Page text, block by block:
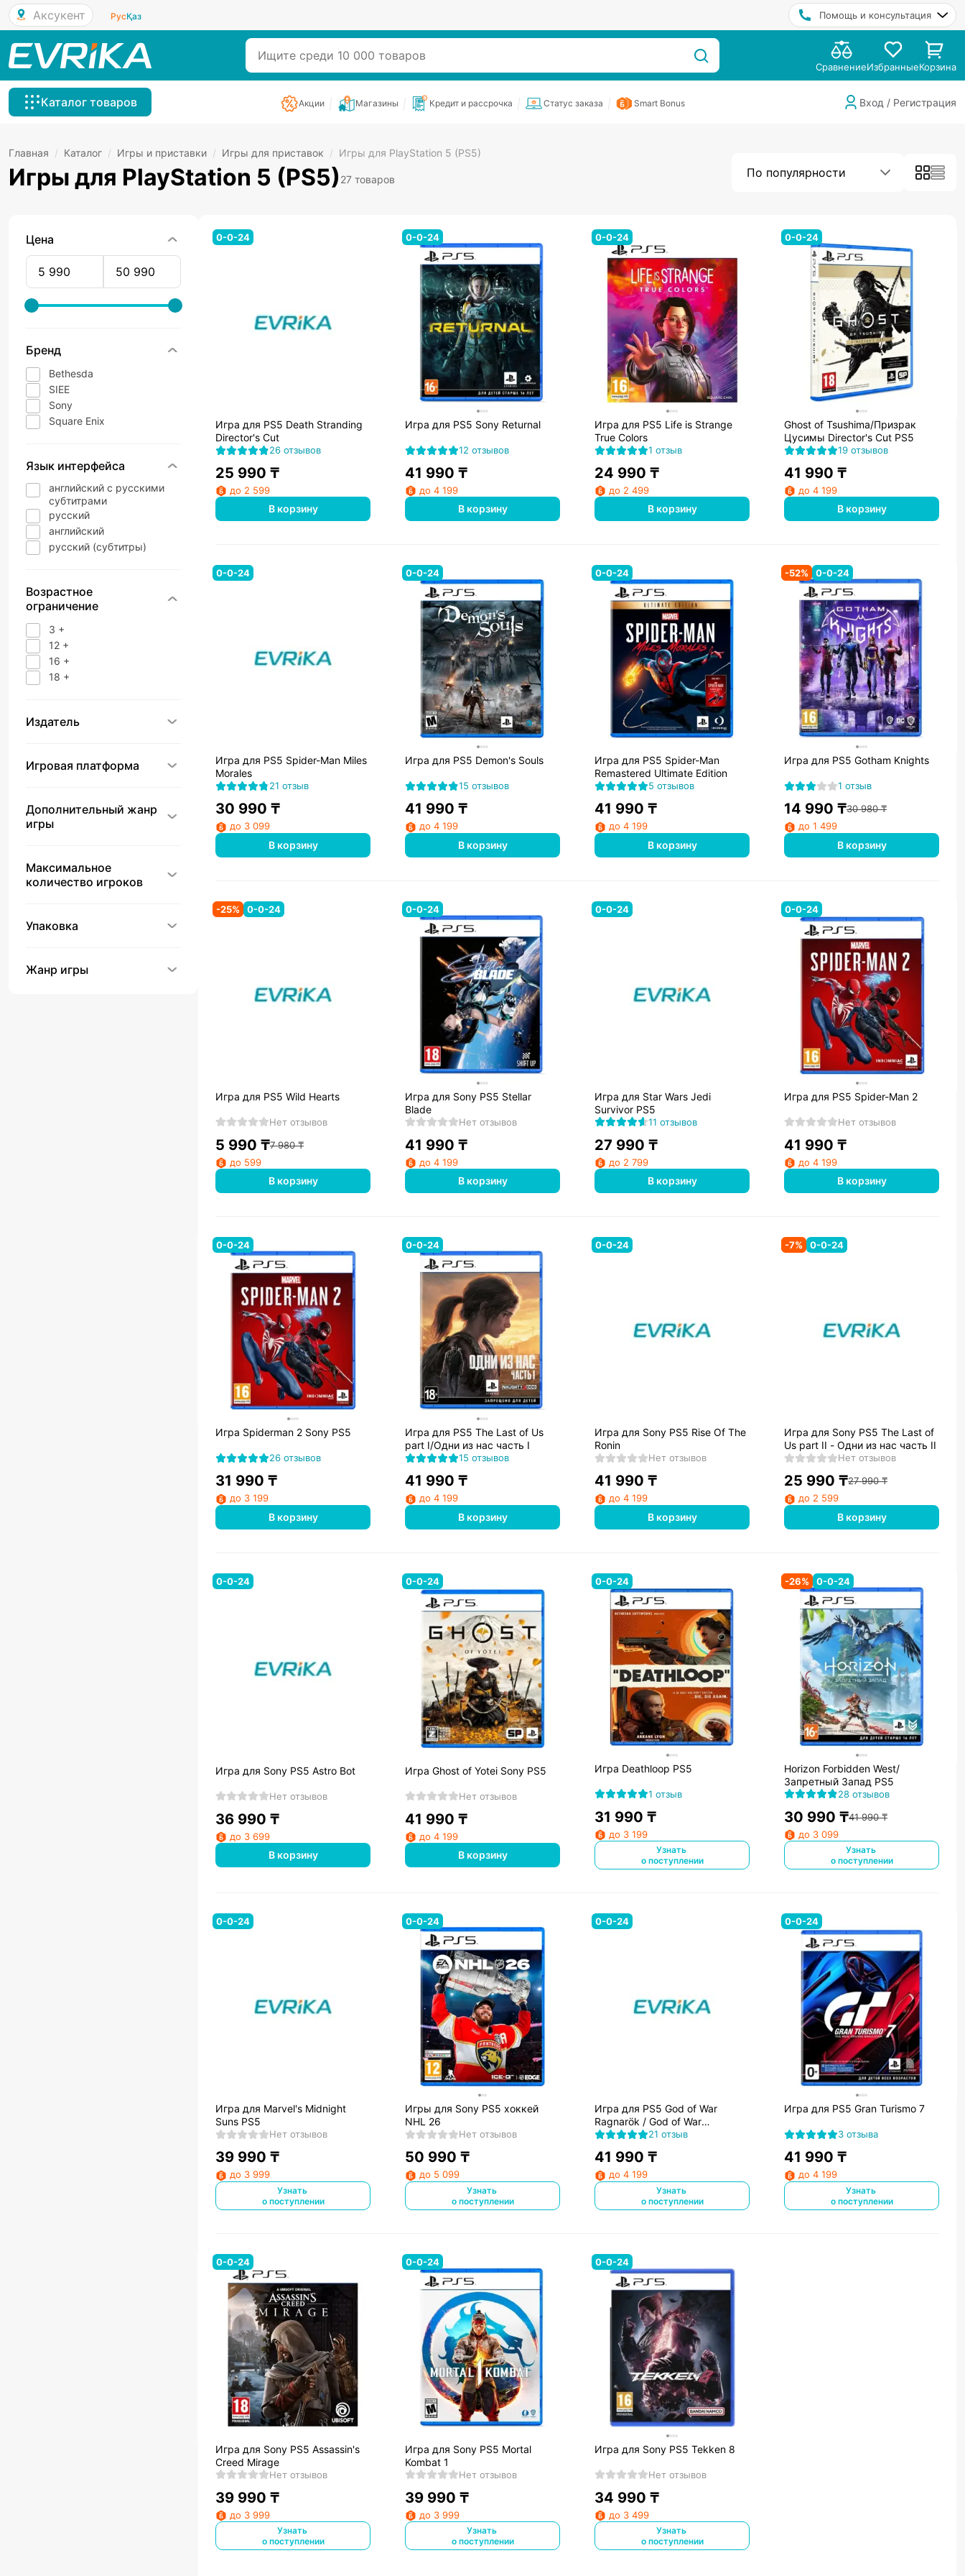
Аксукент РусҚаз Помощь и консультация
СравнениеИзбранныеКорзина
Каталог товаров Акции Магазины Кредит и рассрочка Статус заказа Smart Bonus Вход / Регистрация
Главная / Каталог / Игры и приставки / Игры для приставок / Игры для PlayStation 5 (PS5)
Игры для PlayStation 5 (PS5) 27 товаров По популярности
Цена
Бренд
Bethesda
SIEE
Sony
Square Enix
Язык интерфейса
английский с русскими
субтитрами
русский
английский
русский (субтитры)
Возрастное
ограничение
3 +
12 +
16 +
18 +
Издатель
Игровая платформа
Дополнительный жанр
игры
Максимальное
количество игроков
Упаковка
Жанр игры
0-0-24
Игра для PS5 Death Stranding
Director's Cut
26 отзывов
25 990 ₸
до 2 599
В корзину
0-0-24
Игра для PS5 Sony Returnal
12 отзывов
41 990 ₸
до 4 199
В корзину
0-0-24
Игра для PS5 Life is Strange
True Colors
1 отзыв
24 990 ₸
до 2 499
В корзину
0-0-24
Ghost of Tsushima/Призрак
Цусимы Director's Cut PS5
19 отзывов
41 990 ₸
до 4 199
В корзину
0-0-24
Игра для PS5 Spider-Man Miles
Morales
21 отзыв
30 990 ₸
до 3 099
В корзину
0-0-24
Игра для PS5 Demon's Souls
15 отзывов
41 990 ₸
до 4 199
В корзину
0-0-24
Игра для PS5 Spider-Man
Remastered Ultimate Edition
5 отзывов
41 990 ₸
до 4 199
В корзину
-52% 0-0-24
Игра для PS5 Gotham Knights
1 отзыв
14 990 ₸30 980₸
до 1 499
В корзину
-25% 0-0-24
Игра для PS5 Wild Hearts
Нет отзывов
5 990 ₸7 980₸
до 599
В корзину
0-0-24
Игра для Sony PS5 Stellar
Blade
Нет отзывов
41 990 ₸
до 4 199
В корзину
0-0-24
Игра для Star Wars Jedi
Survivor PS5
11 отзывов
27 990 ₸
до 2 799
В корзину
0-0-24
Игра для PS5 Spider-Man 2
Нет отзывов
41 990 ₸
до 4 199
В корзину
0-0-24
Игра Spiderman 2 Sony PS5
26 отзывов
31 990 ₸
до 3 199
В корзину
0-0-24
Игра для PS5 The Last of Us
part I/Одни из нас часть I
15 отзывов
41 990 ₸
до 4 199
В корзину
0-0-24
Игра для Sony PS5 Rise Of The
Ronin
Нет отзывов
41 990 ₸
до 4 199
В корзину
-7% 0-0-24
Игра для Sony PS5 The Last of
Us part II - Одни из нас часть II
Нет отзывов
25 990 ₸27 990₸
до 2 599
В корзину
0-0-24
Игра для Sony PS5 Astro Bot
Нет отзывов
36 990 ₸
до 3 699
В корзину
0-0-24
Игра Ghost of Yotei Sony PS5
Нет отзывов
41 990 ₸
до 4 199
В корзину
0-0-24
Игра Deathloop PS5
1 отзыв
31 990 ₸
до 3 199
Узнать
о поступлении
-26% 0-0-24
Horizon Forbidden West/
Запретный Запад PS5
28 отзывов
30 990 ₸41 990₸
до 3 099
Узнать
о поступлении
0-0-24
Игра для Marvel's Midnight
Suns PS5
Нет отзывов
39 990 ₸
до 3 999
Узнать
о поступлении
0-0-24
Игры для Sony PS5 хоккей
NHL 26
Нет отзывов
50 990 ₸
до 5 099
Узнать
о поступлении
0-0-24
Игра для PS5 God of War
Ragnarök / God of War
Рагнарёк PS521 отзыв
41 990 ₸
до 4 199
Узнать
о поступлении
0-0-24
Игра для PS5 Gran Turismo 7
3 отзыва
41 990 ₸
до 4 199
Узнать
о поступлении
0-0-24
Игра для Sony PS5 Assassin's
Creed Mirage
Нет отзывов
39 990 ₸
до 3 999
Узнать
о поступлении
0-0-24
Игра для Sony PS5 Mortal
Kombat 1
Нет отзывов
39 990 ₸
до 3 999
Узнать
о поступлении
0-0-24
Игра для Sony PS5 Tekken 8
Нет отзывов
34 990 ₸
до 3 499
Узнать
о поступлении